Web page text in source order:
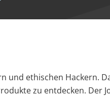
und ethischen Hackern.
zu entdecken. Der